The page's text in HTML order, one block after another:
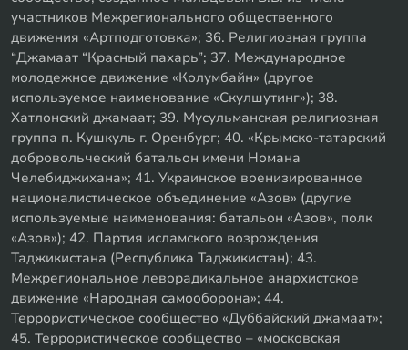
участников Межрегионального общественного
движения «Артподготовка»; 36. Религиозная группа
“Джамаат “Красный пахарь”; 37. Международное
молодежное движение «Колумбайн» (другое
используемое наименование «Скулшутинг»); 38.
Хатлонский джамаат; 39. Мусульманская религиозная
группа п. Кушкуль г. Оренбург; 40. «Крымско-татарский
добровольческий батальон имени Номана
Челебиджихана»; 41. Украинское военизированное
националистическое объединение «Азов» (другие
используемые наименования: батальон «Азов», полк
«Азов»); 42. Партия исламского возрождения
Таджикистана (Республика Таджикистан); 43.
Межрегиональное леворадикальное анархистское
движение «Народная самооборона»; 44.
Террористическое сообщество «Дуббайский джамаат»;
45. Террористическое сообщество – «московская